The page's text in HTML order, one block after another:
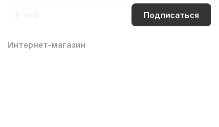
Подписаться
Интернет-магазин